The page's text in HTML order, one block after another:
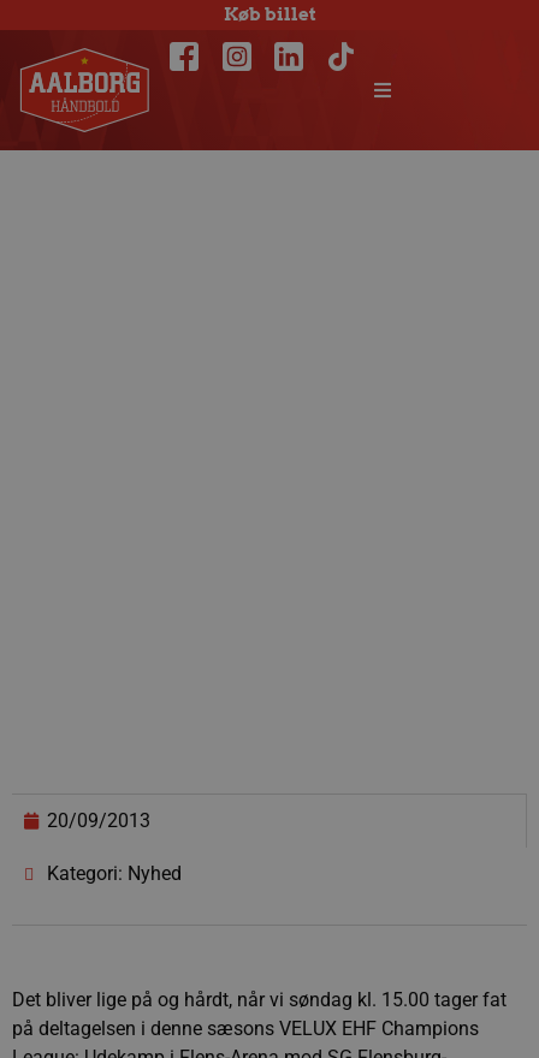
Køb billet
20/09/2013
Kategori: Nyhed
Det bliver lige på og hårdt, når vi søndag kl. 15.00 tager fat
på deltagelsen i denne sæsons VELUX EHF Champions